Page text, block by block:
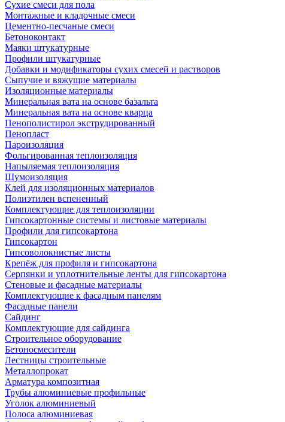
Сухие смеси для пола
Монтажные и кладочные смеси
Цементно-песчаные смеси
Бетоноконтакт
Маяки штукатурные
Профили штукатурные
Добавки и модификаторы сухих смесей и растворов
Сыпучие и вяжущие материалы
Изоляционные материалы
Минеральная вата на основе базальта
Минеральная вата на основе кварца
Пенополистирол экструдированный
Пенопласт
Пароизоляция
Фольгированная теплоизоляция
Напыляемая теплоизоляция
Шумоизоляция
Клей для изоляционных материалов
Полиэтилен вспененный
Комплектующие для теплоизоляции
Гипсокартонные системы и листовые материалы
Профили для гипсокартона
Гипсокартон
Гипсоволокнистые листы
Крепёж для профиля и гипсокартона
Серпянки и уплотнительные ленты для гипсокартона
Стеновые и фасадные материалы
Комплектующие к фасадным панелям
Фасадные панели
Сайдинг
Комплектующие для сайдинга
Строительное оборудование
Бетоносмесители
Лестницы строительные
Металлопрокат
Арматура композитная
Трубы алюминиевые профильные
Уголок алюминиевый
Полоса алюминиевая